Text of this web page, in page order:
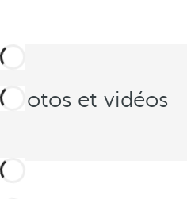
Photos et vidéos